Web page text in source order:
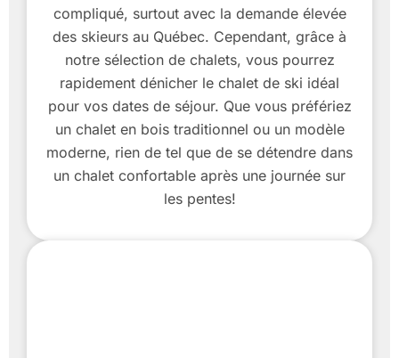
compliqué, surtout avec la demande élevée
des skieurs au Québec. Cependant, grâce à
notre sélection de chalets, vous pourrez
rapidement dénicher le chalet de ski idéal
pour vos dates de séjour. Que vous préfériez
un chalet en bois traditionnel ou un modèle
moderne, rien de tel que de se détendre dans
un chalet confortable après une journée sur
les pentes!